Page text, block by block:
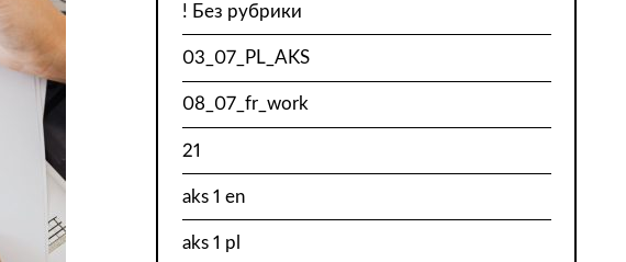
! Без рубрики
03_07_PL_AKS
08_07_fr_work
21
aks 1 en
aks 1 pl